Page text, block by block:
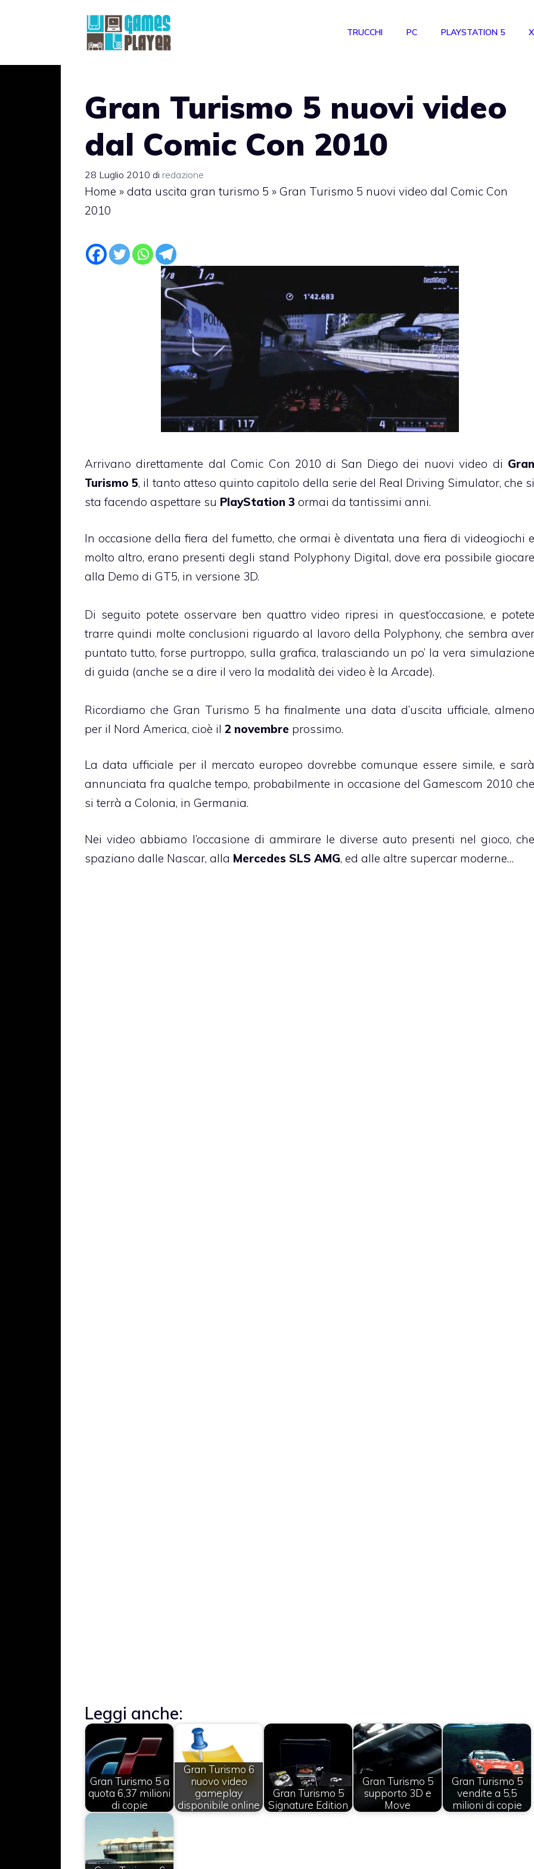
TRUCCHI PC PLAYSTATION 5
Gran Turismo 5 nuovi video
dal Comic Con 2010
28 Luglio 2010 di redazione
Home » data uscita gran turismo 5 » Gran Turismo 5 nuovi video dal Comic Con
2010
Arrivano direttamente dal Comic Con 2010 di San Diego dei nuovi video di Gran
Turismo 5, il tanto atteso quinto capitolo della serie del Real Driving Simulator, che
sta facendo aspettare su PlayStation 3 ormai da tantissimi anni.
In occasione della fiera del fumetto, che ormai è diventata una fiera di videogiochi e
molto altro, erano presenti degli stand Polyphony Digital, dove era possibile giocare
alla Demo di GT5, in versione 3D.
Di seguito potete osservare ben quattro video ripresi in quest’occasione, e potete
trarre quindi molte conclusioni riguardo al lavoro della Polyphony, che sembra aver
puntato tutto, forse purtroppo, sulla grafica, tralasciando un po’ la vera simulazione
di guida (anche se a dire il vero la modalità dei video è la Arcade).
Ricordiamo che Gran Turismo 5 ha finalmente una data d’uscita ufficiale, almeno
per il Nord America, cioè il 2 novembre prossimo.
La data ufficiale per il mercato europeo dovrebbe comunque essere simile, e sarà
annunciata fra qualche tempo, probabilmente in occasione del Gamescom 2010 che
si terrà a Colonia, in Germania.
Nei video abbiamo l’occasione di ammirare le diverse auto presenti nel gioco, che
spaziano dalle Nascar, alla Mercedes SLS AMG, ed alle altre supercar moderne…
Leggi anche:
Gran Turismo 5 a
quota 6,37 milioni
di copie
Gran Turismo 6
nuovo video
gameplay
disponibile online
Gran Turismo 5
Signature Edition
Gran Turismo 5
supporto 3D e
Move
Gran Turismo 5
vendite a 5,5
milioni di copie